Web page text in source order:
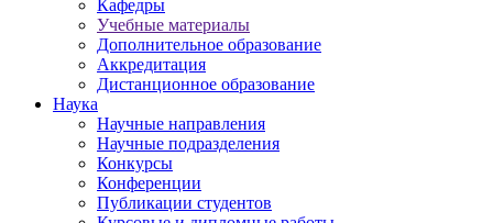
Кафедры
Учебные материалы
Дополнительное образование
Аккредитация
Дистанционное образование
Наука
Научные направления
Научные подразделения
Конкурсы
Конференции
Публикации студентов